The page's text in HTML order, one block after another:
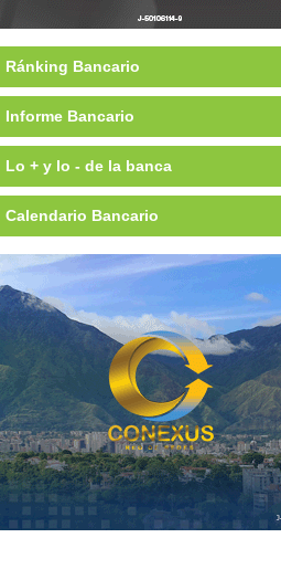
Ránking Bancario
Informe Bancario
Lo + y lo - de la banca
Calendario Bancario